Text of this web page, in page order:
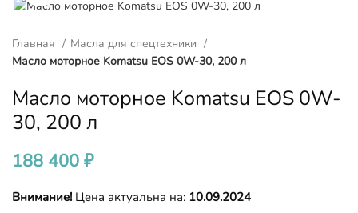
Главная
Масла для спецтехники
Масло моторное Komatsu EOS 0W-30, 200 л
Масло моторное Komatsu EOS 0W-
30, 200 л
188 400 ₽
Внимание! Цена актуальна на: 10.09.2024